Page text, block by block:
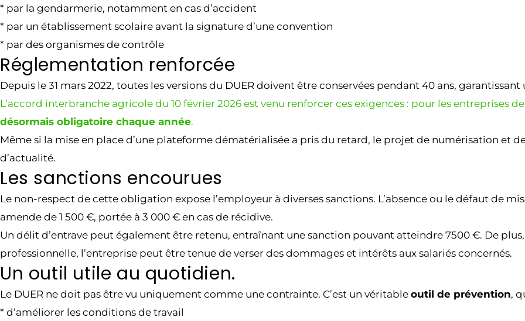
* par la gendarmerie, notamment en cas d’accident
* par un établissement scolaire avant la signature d’une convention
* par des organismes de contrôle
Réglementation renforcée
Depuis le 31 mars 2022, toutes les versions du DUER doivent être conservées pendant 40 ans,
L’accord interbranche agricole du 10 février 2026 est venu renforcer ces exigences : pour les entreprises
désormais obligatoire chaque année.
Même si la mise en place d’une plateforme dématérialisée a pris du retard, le projet de numérisation et
d’actualité.
Les sanctions encourues
Le non-respect de cette obligation expose l’employeur à diverses sanctions. L’absence ou le défaut de
amende de 1 500 €, portée à 3 000 € en cas de récidive.
Un délit d’entrave peut également être retenu, entraînant une sanction pouvant atteindre 7500 €. De
professionnelle, l’entreprise peut être tenue de verser des dommages et intérêts aux salariés concernés.
Un outil utile au quotidien.
Le DUER ne doit pas être vu uniquement comme une contrainte. C’est un véritable outil de prévention,
* d’améliorer les conditions de travail